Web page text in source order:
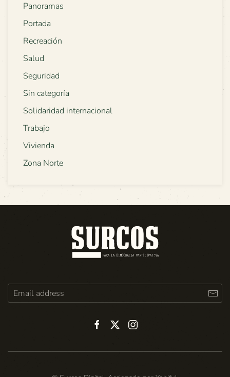
Panoramas
Portada
Recreación
Salud
Seguridad
Sin categoría
Solidaridad internacional
Trabajo
Vivienda
Zona Norte